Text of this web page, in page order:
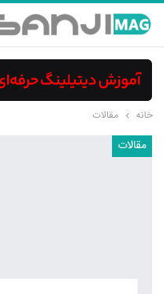
خانه مقالات
مقالات